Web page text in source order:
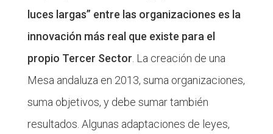
luces largas” entre las organizaciones es la
innovación más real que existe para el
propio Tercer Sector. La creación de una
Mesa andaluza en 2013, suma organizaciones,
suma objetivos, y debe sumar también
resultados. Algunas adaptaciones de leyes,